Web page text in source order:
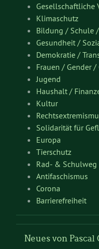
Klimaschutz
Bildung / Schule
Gesundheit /
Demokratie /
Frauen / Gender
Jugend
Haushalt /
Kultur
Solidarität für
Europa
Tierschutz
Rad- & Schulweg
Antifaschismus
Corona
Barrierefreiheit
Neues von Pascal